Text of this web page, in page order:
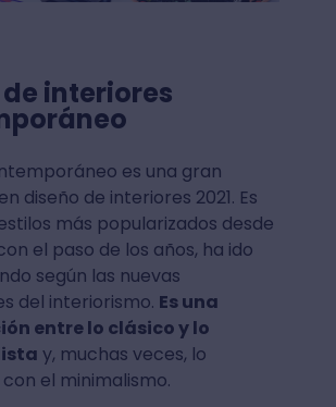
interiores
es una gran
diseño de interiores 2021. Es
más popularizados desde
el paso de los años, ha ido
según las nuevas
del interiorismo. Es una
entre lo clásico y lo
y, muchas veces, lo
el minimalismo.